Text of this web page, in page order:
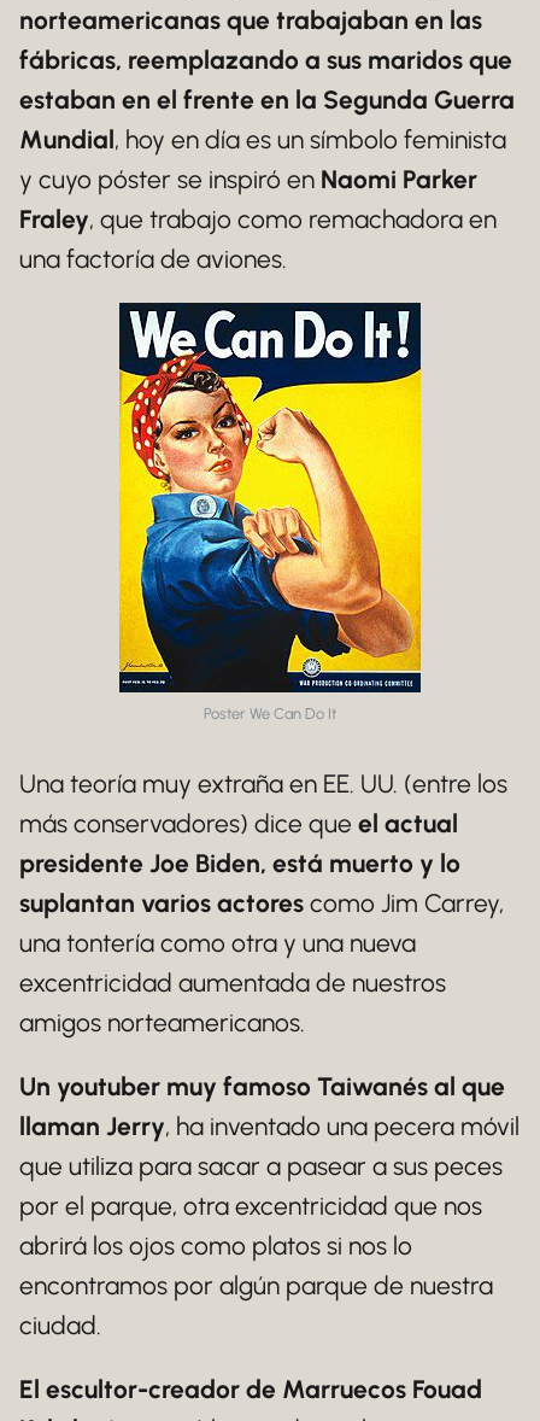
norteamericanas que trabajaban en las
fábricas, reemplazando a sus maridos que
estaban en el frente en la Segunda Guerra
Mundial, hoy en día es un símbolo feminista
y cuyo póster se inspiró en Naomi Parker
Fraley, que trabajo como remachadora en
una factoría de aviones.
Poster We Can Do It
Una teoría muy extraña en EE. UU. (entre los
más conservadores) dice que el actual
presidente Joe Biden, está muerto y lo
suplantan varios actores como Jim Carrey,
una tontería como otra y una nueva
excentricidad aumentada de nuestros
amigos norteamericanos.
Un youtuber muy famoso Taiwanés al que
llaman Jerry, ha inventado una pecera móvil
que utiliza para sacar a pasear a sus peces
por el parque, otra excentricidad que nos
abrirá los ojos como platos si nos lo
encontramos por algún parque de nuestra
ciudad.
El escultor-creador de Marruecos Fouad